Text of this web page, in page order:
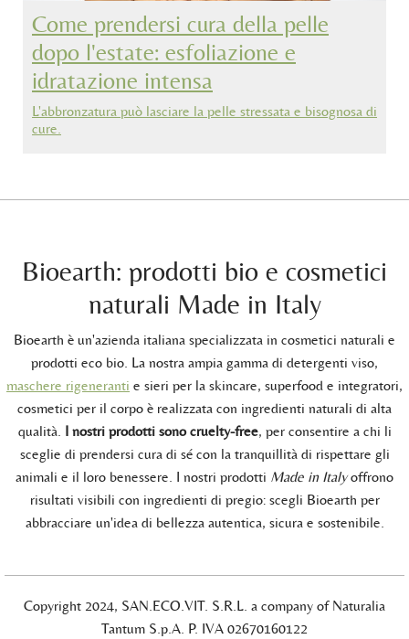
Come prendersi cura della pelle
dopo l'estate: esfoliazione e
idratazione intensa
L'abbronzatura può lasciare la pelle stressata e bisognosa di
cure.
Bioearth: prodotti bio e cosmetici
naturali Made in Italy
Bioearth è un'azienda italiana specializzata in cosmetici naturali e
prodotti eco bio. La nostra ampia gamma di detergenti viso,
maschere rigeneranti e sieri per la skincare, superfood e integratori,
cosmetici per il corpo è realizzata con ingredienti naturali di alta
qualità. I nostri prodotti sono cruelty-free, per consentire a chi li
sceglie di prendersi cura di sé con la tranquillità di rispettare gli
animali e il loro benessere. I nostri prodotti Made in Italyoffrono
risultati visibili con ingredienti di pregio: scegli Bioearth per
abbracciare un'idea di bellezza autentica, sicura e sostenibile.
Copyright 2024, SAN.ECO.VIT. S.R.L. a company of Naturalia
Tantum S.p.A. P. IVA 02670160122